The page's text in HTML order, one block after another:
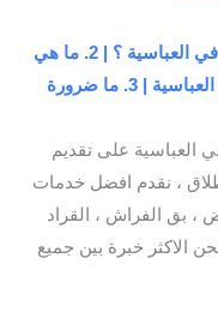
1. لماذا الشركة الالمانية لمكافحة النمل في العباسية ؟ | 2. ما هي
خدمات الشركة الالمانية لابادة النمل في العباسية | 3. ما ضرورة
العباسية على تقديم
، نقدم افضل خدمات
، بق الفراش ، القراد
الاكثر خبرة بين جميع